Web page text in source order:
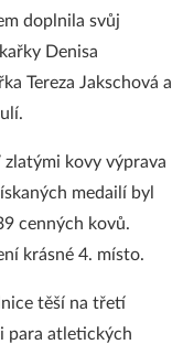
doplnila svůj
Denisa
Tereza Jakschová a
kovy výprava
medailí byl
cenných kovů.
krásné 4. místo.
těší na třetí
para atletických